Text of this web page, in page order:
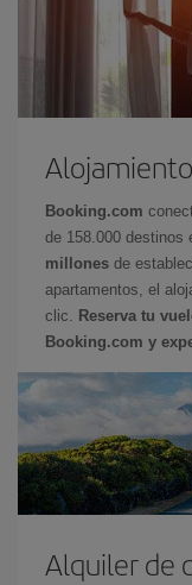
Booking.com
de 158.000 destinos
millones de
apartamentos, el
clic.
Reserva tu
Booking.com y
Alquiler de